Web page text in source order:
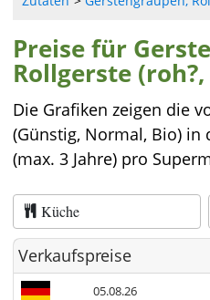
Preise für
Rollgerste
Die Grafiken zeigen die
(Günstig, Normal, Bio) in
(max. 3 Jahre) pro
Küche
Verkaufspreise
05.08.26